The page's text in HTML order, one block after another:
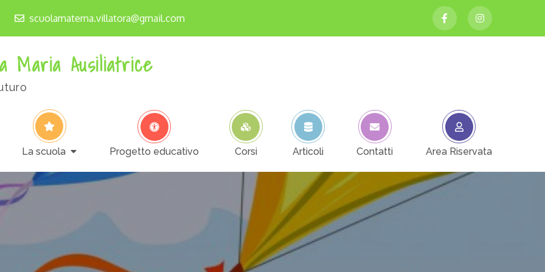
scuolamaterna.villatora@gmail.com
Maria Ausiliatrice
La scuola Progetto educativo Corsi Articoli Contatti Area Riservata